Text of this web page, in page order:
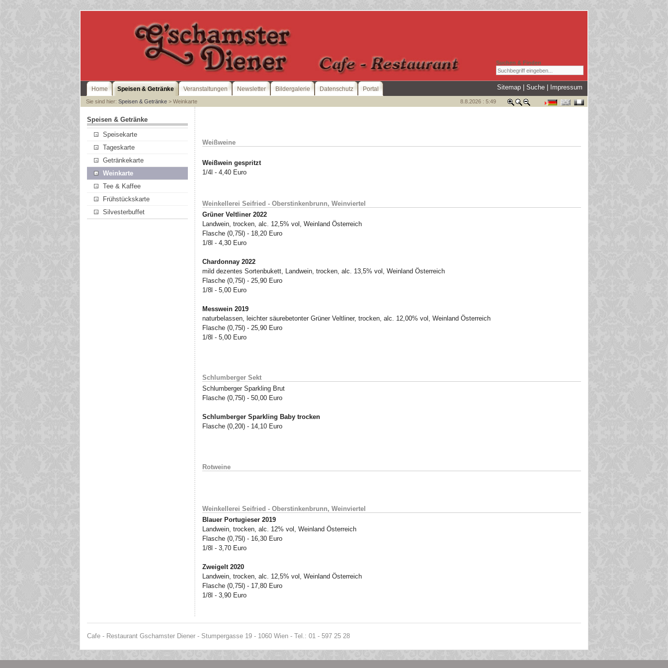
Suchen & Finden
Sitemap |Suche Impressum
Home Speisen & Getränke Veranstaltungen Newsletter Bildergalerie Datenschutz Portal
Sie sind hier: Speisen & Getränke> Weinkarte 8.8.2026 : 5:49
Speisen & Getränke
Speisekarte
Tageskarte
Getränkekarte
Weinkarte
Tee & Kaffee
Frühstückskarte
Silvesterbuffet
Weißweine
Weißwein gespritzt
1/4l - 4,40 Euro
Weinkellerei Seifried - Oberstinkenbrunn, Weinviertel
Grüner Veltliner 2022
Landwein, trocken, alc. 12,5% vol, Weinland Österreich
Flasche (0,75l) - 18,20 Euro
1/8l - 4,30 Euro
Chardonnay 2022
mild dezentes Sortenbukett, Landwein, trocken, alc. 13,5% vol, Weinland Österreich
Flasche (0,75l) - 25,90 Euro
1/8l - 5,00 Euro
Messwein 2019
naturbelassen, leichter säurebetonter Grüner Veltliner, trocken, alc. 12,00% vol, Weinland Österreich
Flasche (0,75l) - 25,90 Euro
1/8l - 5,00 Euro
Schlumberger Sekt
Schlumberger Sparkling Brut
Flasche (0,75l) - 50,00 Euro
Schlumberger Sparkling Baby trocken
Flasche (0,20l) - 14,10 Euro
Rotweine
Weinkellerei Seifried - Oberstinkenbrunn, Weinviertel
Blauer Portugieser 2019
Landwein, trocken, alc. 12% vol, Weinland Österreich
Flasche (0,75l) - 16,30 Euro
1/8l - 3,70 Euro
Zweigelt 2020
Landwein, trocken, alc. 12,5% vol, Weinland Österreich
Flasche (0,75l) - 17,80 Euro
1/8l - 3,90 Euro
Cafe - Restaurant Gschamster Diener - Stumpergasse 19 - 1060 Wien - Tel.: 01 - 597 25 28